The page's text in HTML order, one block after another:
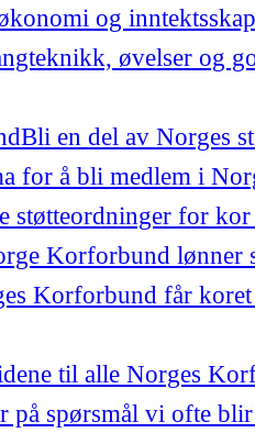
og
øvelser og
Bli en del av Norges
for å bli medlem i
støtteordninger for kor
Korforbund lønner
Korforbund får
til alle Norges
på spørsmål vi ofte